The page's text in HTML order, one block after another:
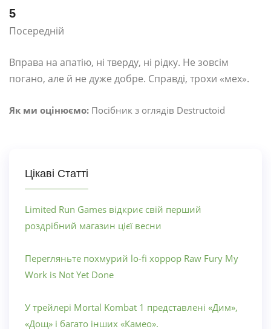
5
Посередній
Вправа на апатію, ні тверду, ні рідку. Не зовсім
погано, але й не дуже добре. Справді, трохи «мех».
Як ми оцінюємо: Посібник з оглядів Destructoid
Цікаві Статті
Limited Run Games відкриє свій перший
роздрібний магазин цієї весни
Перегляньте похмурий lo-fi хоррор Raw Fury My
Work is Not Yet Done
У трейлері Mortal Kombat 1 представлені «Дим»,
«Дощ» і багато інших «Камео».